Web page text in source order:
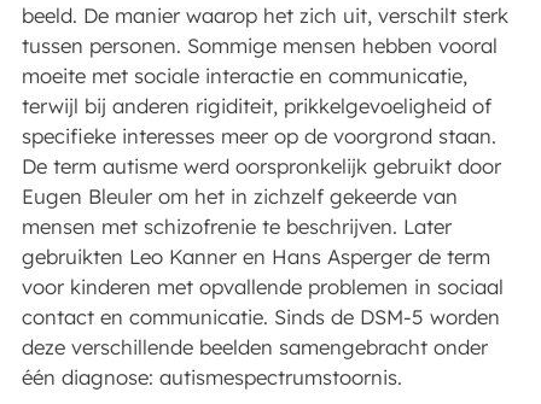
beeld. De manier waarop het zich uit, verschilt sterk
tussen personen. Sommige mensen hebben vooral
moeite met sociale interactie en communicatie,
terwijl bij anderen rigiditeit, prikkelgevoeligheid of
specifieke interesses meer op de voorgrond staan.
De term autisme werd oorspronkelijk gebruikt door
Eugen Bleuler om het in zichzelf gekeerde van
mensen met schizofrenie te beschrijven. Later
gebruikten Leo Kanner en Hans Asperger de term
voor kinderen met opvallende problemen in sociaal
contact en communicatie. Sinds de DSM-5 worden
deze verschillende beelden samengebracht onder
één diagnose: autismespectrumstoornis.